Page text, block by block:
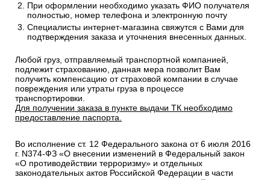
При оформлении необходимо указать ФИО получателя
полностью, номер телефона и электронную почту
Специалисты интернет-магазина свяжутся с Вами для
подтверждения заказа и уточнения внесенных данных.
Любой груз, отправляемый транспортной компанией,
подлежит страхованию, данная мера позволит Вам
получить компенсацию от страховой компании в случае
повреждения или утраты груза в процессе
транспортировки.
Для получении заказа в пункте выдачи ТК необходимо
предоставление паспорта.
Во исполнение ст. 12 Федерального закона от 6 июля 2016
г. N374-ФЗ «О внесении изменений в Федеральный закон
«О противодействии терроризму» и отдельных
законодательных актов Российской Федерации в части